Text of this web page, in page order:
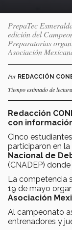
PrepaTec
edición del
Preparatorias
Asociación
Por REDACCIÓN
Tiempo estimado de
Redacción
con
Cinco
participaron en la
Nacional de
(CNADEP)
La competencia
19 de mayo
Asociación
Al campeonato
entrenadores y